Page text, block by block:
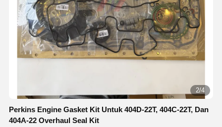
2/4
Perkins Engine Gasket Kit Untuk 404D-22T, 404C-22T, Dan
404A-22 Overhaul Seal Kit